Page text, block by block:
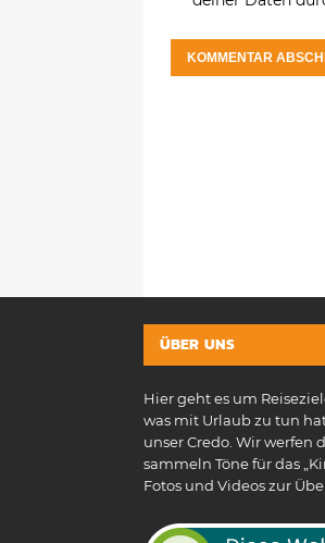
ÜBER UNS
Hier geht es um
was mit Urlaub zu tun
unser Credo. Wir werfen
sammeln Töne für das
Fotos und Videos zur